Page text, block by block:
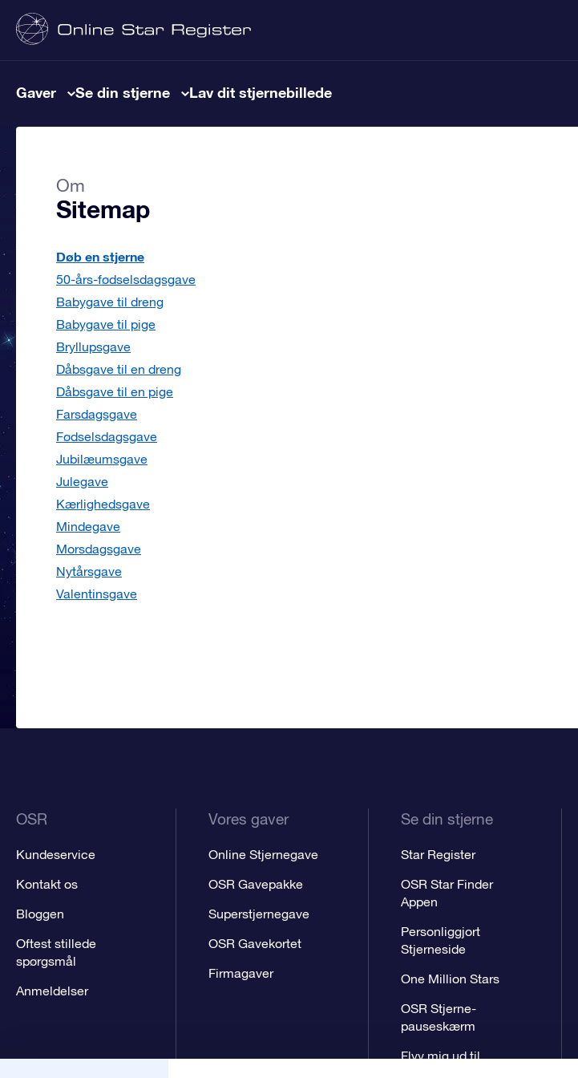
Gaver Se din stjerne Lav dit stjernebillede
Om
Sitemap
Døb en stjerne
50-års-fødselsdagsgave
Babygave til dreng
Babygave til pige
Bryllupsgave
Dåbsgave til en dreng
Dåbsgave til en pige
Farsdagsgave
Fødselsdagsgave
Jubilæumsgave
Julegave
Kærlighedsgave
Mindegave
Morsdagsgave
Nytårsgave
Valentinsgave
OSR
Kundeservice
Kontakt os
Bloggen
Oftest stillede
spørgsmål
Anmeldelser
Vores gaver
Online Stjernegave
OSR Gavepakke
Superstjernegave
OSR Gavekortet
Firmagaver
Se din stjerne
Star Register
OSR Star Finder
Appen
Personliggjort
Stjerneside
One Million Stars
OSR Stjerne-
pauseskærm
Flyv mig ud til